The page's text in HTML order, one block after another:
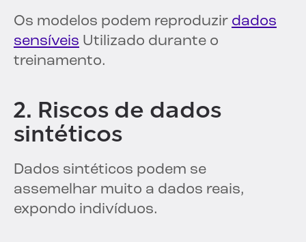
Os modelos podem reproduzir dados
sensíveis Utilizado durante o
treinamento.
2. Riscos de dados
sintéticos
Dados sintéticos podem se
assemelhar muito a dados reais,
expondo indivíduos.